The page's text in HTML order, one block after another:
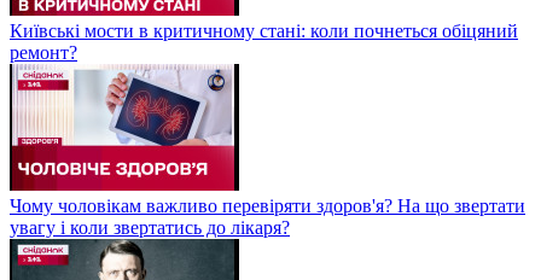
Київські мости в критичному стані: коли почнеться обіцяний
ремонт?
Чому чоловікам важливо перевіряти здоров'я? На що звертати
увагу і коли звертатись до лікаря?